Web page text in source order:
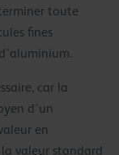
toute
fines
car la
d’un
en
valeur standard